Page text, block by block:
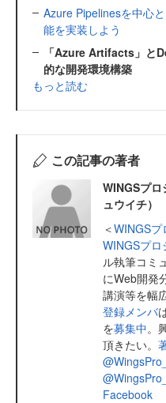
Azure Pipelinesを中心
能を実装しよう
「Azure Artifacts」と
的な開発環境構築
もっと読む
この記事の著者
WINGSプロ
ュウイチ）
＜WINGSプ
WINGSプロ
ル執筆コミ
にWeb開発
講演等を幅
登録メンバ
を募集中。
頂きたい。
Facebook